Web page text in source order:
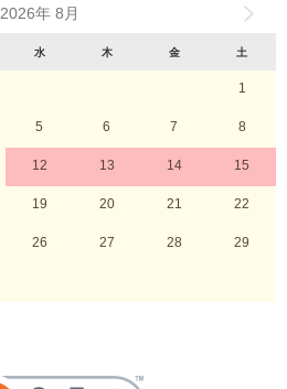
2026年 8月
水 木 金 土
1
5 6 7 8
12 13 14 15
19 20 21 22
26 27 28 29